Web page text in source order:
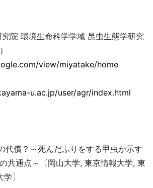
究院 環境生命科学学域 昆虫生態学研究
view/miyatake/home
u.ac.jp/user/agr/index.html
代償？～死んだふりをする甲虫が示す
共通点～〔岡山大学, 東京情報大学, 東
〕